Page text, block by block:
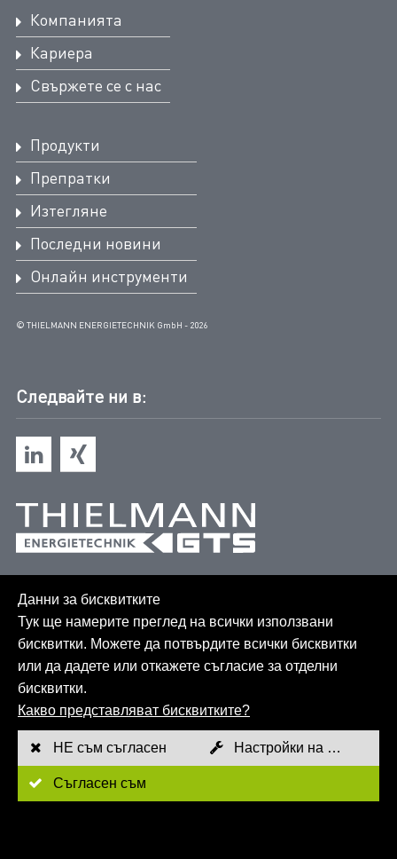
Компанията
Кариера
Свържете се с нас
Продукти
Препратки
Изтегляне
Последни новини
Онлайн инструменти
© THIELMANN ENERGIETECHNIK GmbH - 2026
Следвайте ни в:
Карта на сайта
GTC
Отпечатък
Данни за бисквитките
Тук ще намерите преглед на всички използвани
бисквитки. Можете да потвърдите всички бисквитки
или да дадете или откажете съгласие за отделни
бисквитки.
Какво представляват бисквитките?
НЕ съм съгласен Настройки на бисквитките
Съгласен съм